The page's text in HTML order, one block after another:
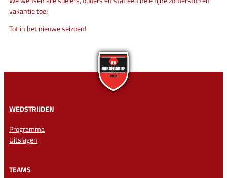
vakantie toe!
Tot in het nieuwe seizoen!
WEDSTRIJDEN
Programma
Uitslagen
TEAMS